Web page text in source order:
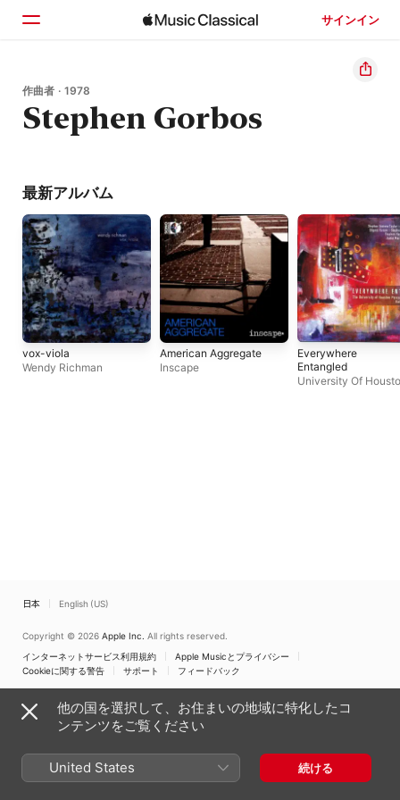
サインイン
ホーム
見つける
作曲者 · 1978
Stephen Gorbos
最新アルバム
vox-viola
Wendy Richman
American Aggregate
Inscape
Everywhere
Entangled
University Of
日本 English (US)
Copyright © 2026 Apple Inc. All rights reserved.
インターネットサービス利用規約
Apple Musicとプライバシー
Cookieに関する警告
サポート フィードバック
他の国を選択して、お住まいの地域に特化したコ
ンテンツをご覧ください
United States 続ける